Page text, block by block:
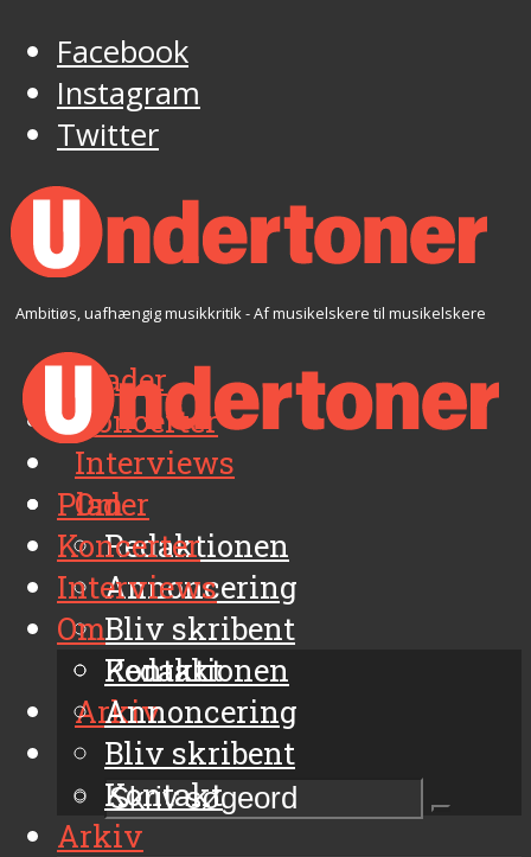
Facebook
Instagram
Twitter
Ambitiøs, uafhængig musikkritik - Af musikelskere til musikelskere
Plader
Koncerter
Interviews
Om
Redaktionen
Annoncering
Bliv skribent
Kontakt
Arkiv
Plader
Koncerter
Interviews
Om
Redaktionen
Annoncering
Bliv skribent
Kontakt
Arkiv